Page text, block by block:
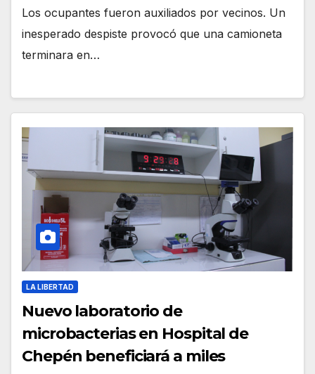
Los ocupantes fueron auxiliados por vecinos. Un
inesperado despiste provocó que una camioneta
terminara en…
LA LIBERTAD
Nuevo laboratorio de
microbacterias en Hospital de
Chepén beneficiará a miles